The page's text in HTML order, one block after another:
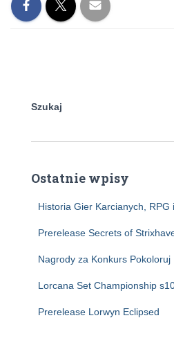
Szukaj
Ostatnie wpisy
Historia Gier Karcianych, RPG
Prerelease Secrets of
Nagrody za Konkurs Pokoloruj
Lorcana Set Championship
Prerelease Lorwyn Eclipsed